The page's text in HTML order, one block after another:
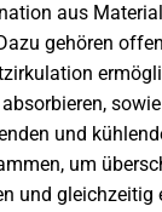
aus
gehören
und
um
und gleichzeitig